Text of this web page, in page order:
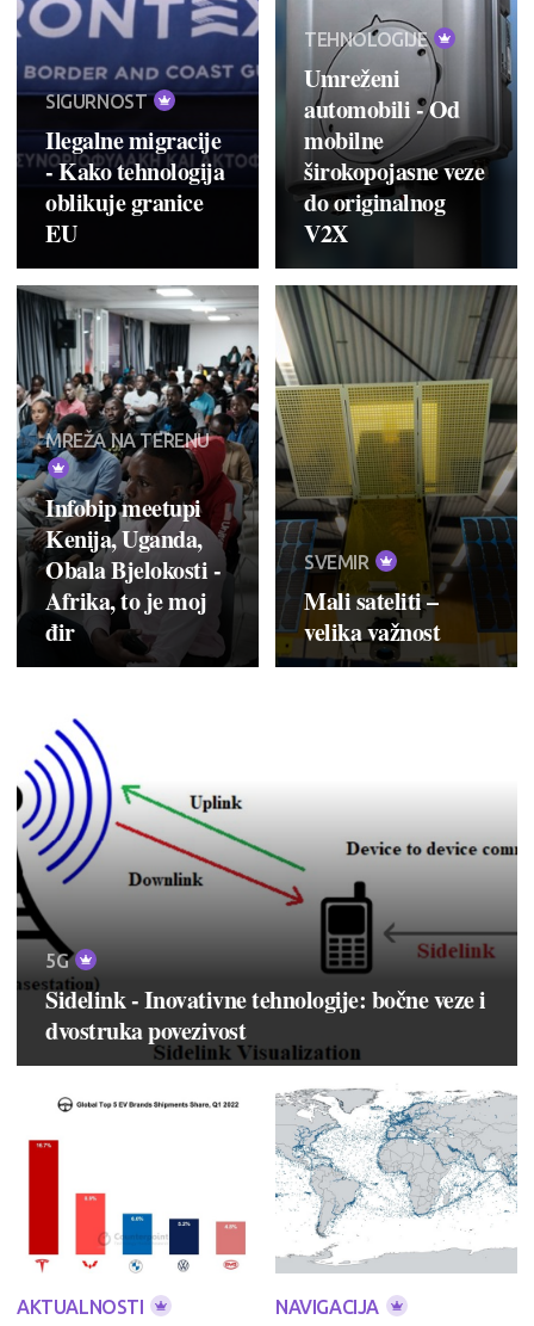
SIGURNOST
Ilegalne migracije
- Kako tehnologija
oblikuje granice
EU
TEHNOLOGIJE
Umreženi
automobili - Od
mobilne
širokopojasne veze
do originalnog
V2X
MREŽA NA TERENU
Infobip meetupi
Kenija, Uganda,
Obala Bjelokosti -
Afrika, to je moj
đir
SVEMIR
Mali sateliti –
velika važnost
5G
Sidelink - Inovativne tehnologije: bočne veze i
dvostruka povezivost
AKTUALNOSTI NAVIGACIJA